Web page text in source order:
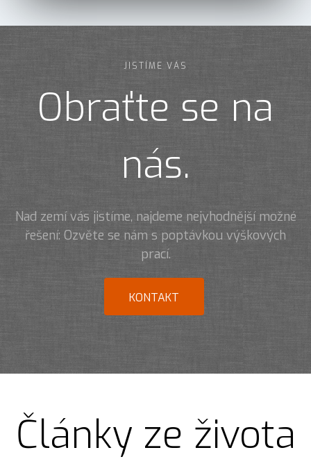
JISTÍME VÁS
Obraťte se na
nás.
Nad zemí vás jistíme, najdeme nejvhodnější možné
řešení: Ozvěte se nám s poptávkou výškových
prací.
KONTAKT
Články ze života